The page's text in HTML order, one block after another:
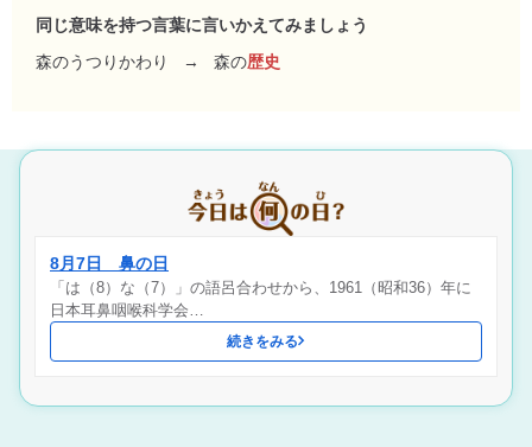
同じ意味を持つ言葉に言いかえてみましょう
森のうつりかわり
→ 森の歴史
8月7日 鼻の日
「は（8）な（7）」の語呂合わせから、1961（昭和36）年に
日本耳鼻咽喉科学会…
続きをみる